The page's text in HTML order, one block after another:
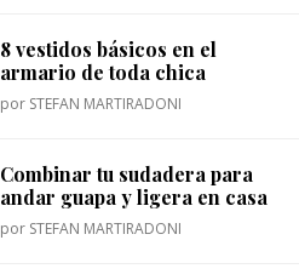
8 vestidos básicos en el
armario de toda chica
por STEFAN MARTIRADONI
Combinar tu sudadera para
andar guapa y ligera en casa
por STEFAN MARTIRADONI